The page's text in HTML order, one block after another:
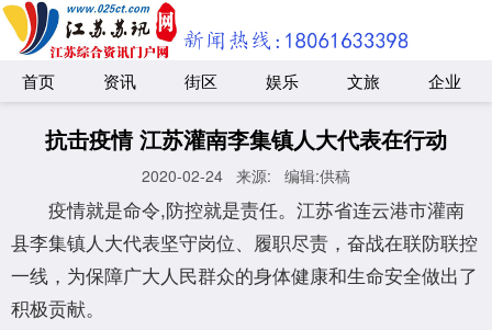
首页 资讯 街区 娱乐 文旅 企业
抗击疫情 江苏灌南李集镇人大代表在行动
2020-02-24 来源: 编辑:供稿
疫情就是命令,防控就是责任。江苏省连云港市灌南
县李集镇人大代表坚守岗位、履职尽责，奋战在联防联控
一线，为保障广大人民群众的身体健康和生命安全做出了
积极贡献。